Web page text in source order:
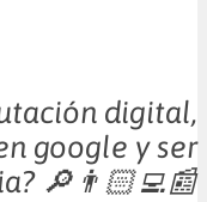
digital,
google y ser
🔎👨🏻‍💻📰